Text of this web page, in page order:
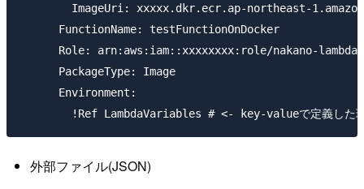
ImageUri: xxxxx.dkr.ecr.ap-northeast-
      FunctionName: testFunctionOnDocker
Role: arn:aws:iam::xxxxxxxx:role/nakano-
      PackageType: Image
      Environment:
外部ファイル(JSON)